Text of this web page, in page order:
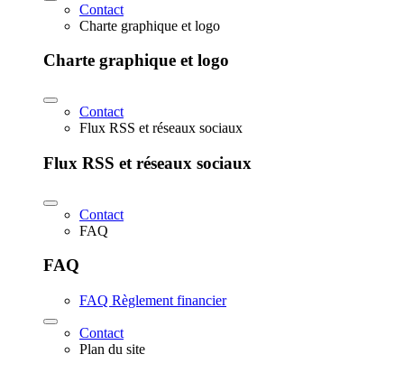
Contact
Charte graphique et logo
Charte graphique et logo
Contact
Flux RSS et réseaux sociaux
Flux RSS et réseaux sociaux
Contact
FAQ
FAQ
FAQ Règlement financier
Contact
Plan du site